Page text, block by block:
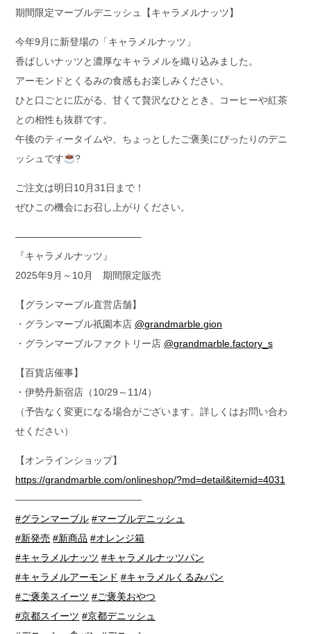
期間限定マーブルデニッシュ【キャラメルナッツ】
今年9月に新登場の「キャラメルナッツ」
香ばしいナッツと濃厚なキャラメルを織り込みました。
アーモンドとくるみの食感もお楽しみください。
ひと口ごとに広がる、甘くて贅沢なひととき。コーヒーや紅茶
との相性も抜群です。
午後のティータイムや、ちょっとしたご褒美にぴったりのデニ
ッシュです
?
ご注文は明日10月31日まで！
ぜひこの機会にお召し上がりください。
—————————————
『キャラメルナッツ』
2025年9月～10月 期間限定販売
【グランマーブル直営店舗】
・グランマーブル祇園本店 @grandmarble.gion
・グランマーブルファクトリー店 @grandmarble.factory_s
【百貨店催事】
・伊勢丹新宿店（10/29～11/4）
（予告なく変更になる場合がございます。詳しくはお問い合わ
せください）
【オンラインショップ】
https://grandmarble.com/onlineshop/?md=detail&itemid=4031
—————————————
#グランマーブル #マーブルデニッシュ
#新発売 #新商品 #オレンジ箱
#キャラメルナッツ #キャラメルナッツパン
#キャラメルアーモンド #キャラメルくるみパン
#ご褒美スイーツ #ご褒美おやつ
#京都スイーツ #京都デニッシュ